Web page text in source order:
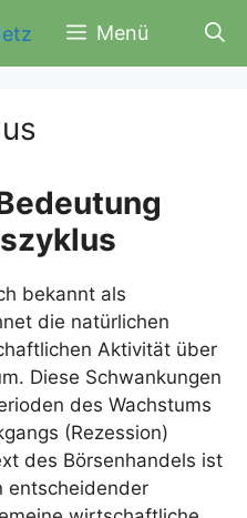
Menü
bekannt als
die natürlichen
Aktivität über
Diese Schwankungen
des Wachstums
(Rezession)
des Börsenhandels ist
entscheidender